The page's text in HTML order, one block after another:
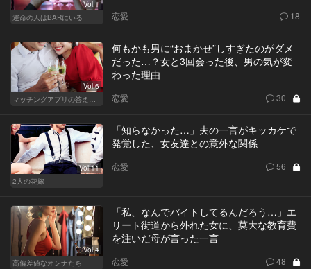
Vol.1
運命の人はBARにいる
恋愛 18
Vol.6
マッチングアプリの答えあわせ【Q】
何もかも男に“おまかせ”しすぎたのがダメ
だった…？女と3回会った後、男の気が変
わった理由
恋愛 30
Vol.11
2人の花嫁
「知らなかった…」夫の一言がキッカケで
発覚した、女友達との意外な関係
恋愛 56
Vol.4
高偏差値なオンナたち
「私、なんでバイトしてるんだろう…」エ
リート街道から外れた女に、莫大な教育費
を注いだ母が言った一言
恋愛 48